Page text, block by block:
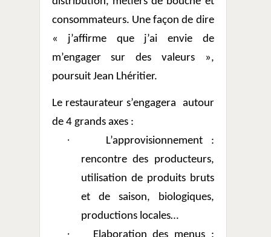
consommateurs. Une façon de dire
« j’affirme que j’ai envie de
m’engager sur des valeurs »,
poursuit Jean Lhéritier.
Le restaurateur s’engagera
autour
de 4 grands axes :
·
L’approvisionnement :
rencontre des producteurs,
utilisation de produits bruts
et de saison, biologiques,
productions locales…
·